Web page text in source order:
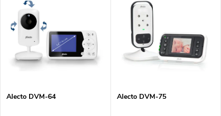
ů
t
ů
Alecto DVM-64 Alecto DVM-75